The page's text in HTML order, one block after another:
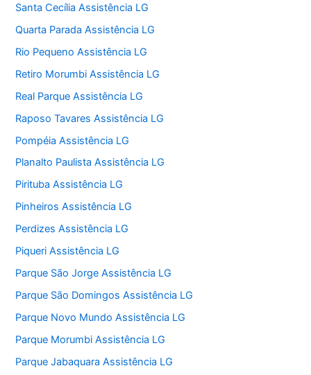
Santa Cecília Assistência LG
Quarta Parada Assistência LG
Rio Pequeno Assistência LG
Retiro Morumbi Assistência LG
Real Parque Assistência LG
Raposo Tavares Assistência LG
Pompéia Assistência LG
Planalto Paulista Assistência LG
Pirituba Assistência LG
Pinheiros Assistência LG
Perdizes Assistência LG
Piqueri Assistência LG
Parque São Jorge Assistência LG
Parque São Domingos Assistência LG
Parque Novo Mundo Assistência LG
Parque Morumbi Assistência LG
Parque Jabaquara Assistência LG